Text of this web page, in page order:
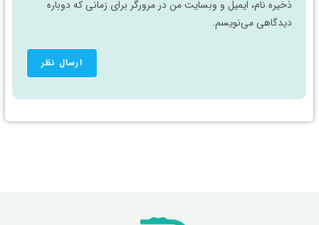
ذخیره نام، ایمیل و وبسایت من در مرورگر برای زمانی که دوباره
دیدگاهی می‌نویسم.